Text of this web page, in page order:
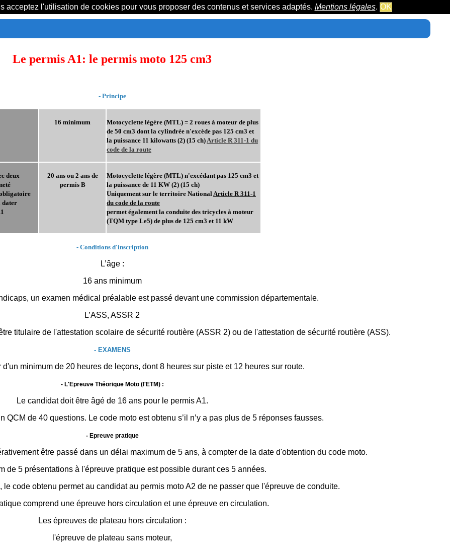
acceptez l'utilisation de cookies pour vous proposer des contenus et services adaptés. Mentions légales. OK
Le permis A1: le permis moto 125 cm3
- Principe
16 minimum
Motocyclette légère (MTL) = 2 roues à moteur de plus
de 50 cm3 dont la cylindrée n'excède pas 125 cm3 et
la puissance 11 kilowatts (2) (15 ch)Article R 311-1 du
code de la route
deux
dater
20 ans ou 2 ans de
permis B
Motocyclette légère (MTL) n'excédant pas 125 cm3 et
la puissance de 11 KW (2) (15 ch)
Uniquement sur le territoire NationalArticle R 311-1
du code de la route
permet également la conduite des tricycles à moteur
(TQM type Le5) de plus de 125 cm3 et 11 kW
- Conditions d'inscription
L’âge :
16 ans minimum
un examen médical préalable est passé devant une commission départementale.
L’ASS, ASSR 2
titulaire de l'attestation scolaire de sécurité routière (ASSR 2) ou de l'attestation de sécurité routière (ASS).
- EXAMENS
d'un minimum de 20 heures de leçons, dont 8 heures sur piste et 12 heures sur route.
- L'Epreuve Théorique Moto (l'ETM) :
Le candidat doit être âgé de 16 ans pour le permis A1.
QCM de 40 questions. Le code moto est obtenu s’il n’y a pas plus de 5 réponses fausses.
- Epreuve pratique
être passé dans un délai maximum de 5 ans, à compter de la date d'obtention du code moto.
de 5 présentations à l'épreuve pratique est possible durant ces 5 années.
le code obtenu permet au candidat au permis moto A2 de ne passer que l'épreuve de conduite.
comprend une épreuve hors circulation et une épreuve en circulation.
Les épreuves de plateau hors circulation :
l'épreuve de plateau sans moteur,